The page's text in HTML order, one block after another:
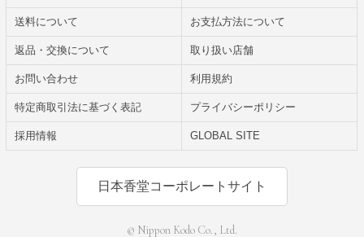
送料について お支払方法について
返品・交換について 取り扱い店舗
お問い合わせ 利用規約
特定商取引法に基づく表記 プライバシーポリシー
採用情報 GLOBAL SITE
日本香堂コーポレートサイト
© Nippon Kodo Co., Ltd.